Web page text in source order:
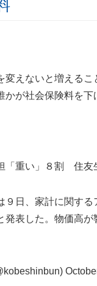
変えないと増える
かが社会保険料を下
「重い」８割 住友
９日、家計に関す
発表した。物価高